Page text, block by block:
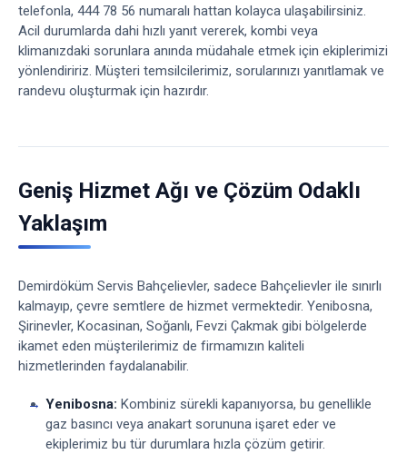
telefonla, 444 78 56 numaralı hattan kolayca ulaşabilirsiniz.
Acil durumlarda dahi hızlı yanıt vererek, kombi veya
klimanızdaki sorunlara anında müdahale etmek için ekiplerimizi
yönlendiririz. Müşteri temsilcilerimiz, sorularınızı yanıtlamak ve
randevu oluşturmak için hazırdır.
Geniş Hizmet Ağı ve Çözüm Odaklı
Yaklaşım
Demirdöküm Servis Bahçelievler, sadece Bahçelievler ile sınırlı
kalmayıp, çevre semtlere de hizmet vermektedir. Yenibosna,
Şirinevler, Kocasinan, Soğanlı, Fevzi Çakmak gibi bölgelerde
ikamet eden müşterilerimiz de firmamızın kaliteli
hizmetlerinden faydalanabilir.
Yenibosna: Kombiniz sürekli kapanıyorsa, bu genellikle
gaz basıncı veya anakart sorununa işaret eder ve
ekiplerimiz bu tür durumlara hızla çözüm getirir.